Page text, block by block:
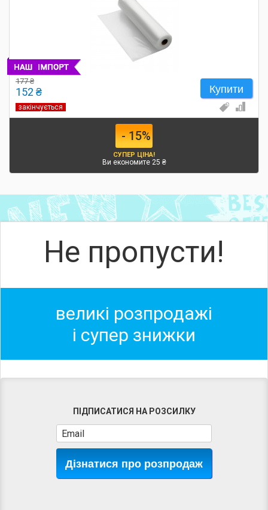
177 ₴
152 ₴ Купити
закінчується
- 15%
СУПЕР ЦІНА!
Ви економите 25 ₴
Не пропусти!
великі розпродажі
і супер знижки
ПІДПИСАТИСЯ НА РОЗСИЛКУ
Дізнатися про розпродаж